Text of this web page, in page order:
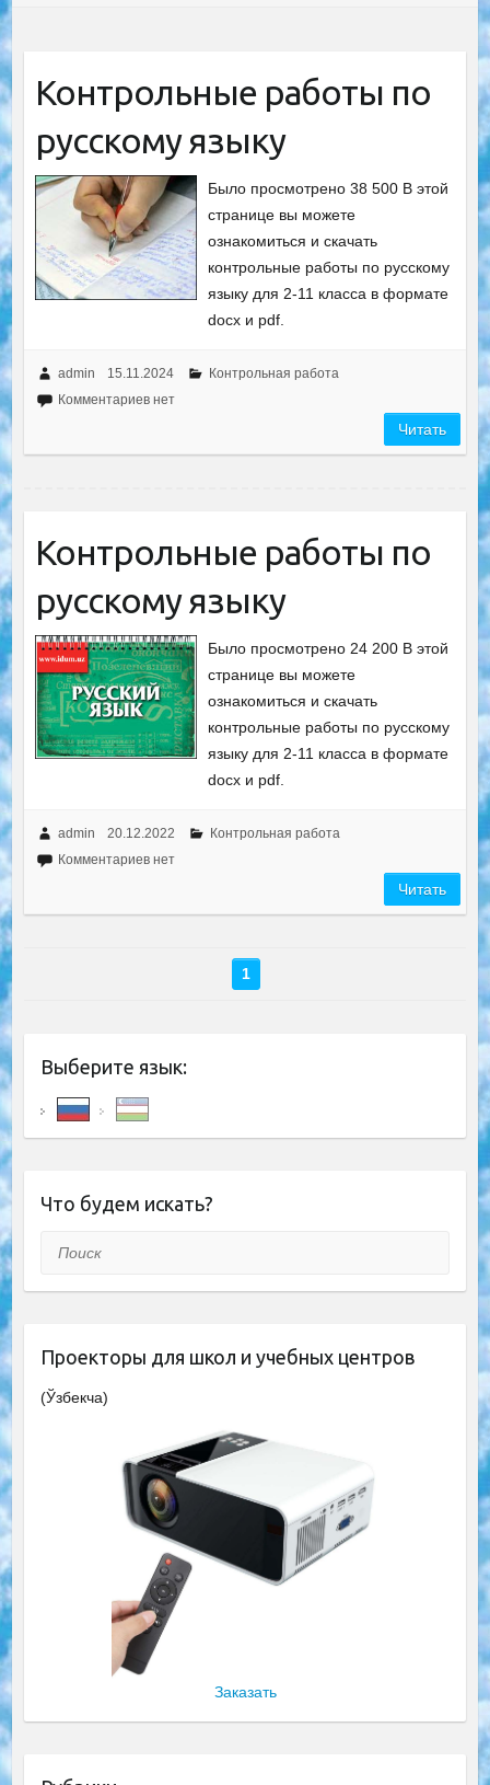
Контрольные работы по
русскому языку
Было просмотрено 38 500 В этой
странице вы можете
ознакомиться и скачать
контрольные работы по русскому
языку для 2-11 класса в формате
docx и pdf.
admin 15.11.2024
Контрольная работа
Комментариев нет
Читать
Контрольные работы по
русскому языку
Было просмотрено 24 200 В этой
странице вы можете
ознакомиться и скачать
контрольные работы по русскому
языку для 2-11 класса в формате
docx и pdf.
admin 20.12.2022
Контрольная работа
Комментариев нет
Читать
1
Выберите язык:
Что будем искать?
Поиск
Проекторы для школ и учебных центров
(Ўзбекча)
Заказать